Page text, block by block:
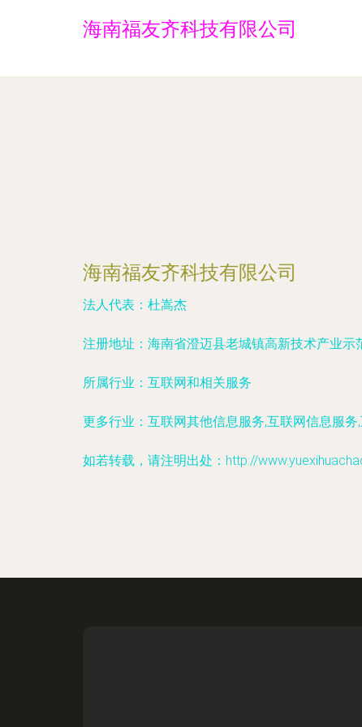
海南福友齐科技有限公司
海南福友齐科技有限公司
法人代表： 杜嵩杰
注册地址： 海南省澄迈县老城镇高新技术产业
所属行业： 互联网和相关服务
更多行业： 互联网其他信息服务,互联网信息服
如若转载，请注明出处：http://